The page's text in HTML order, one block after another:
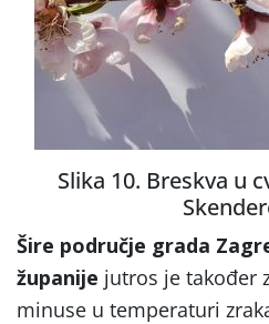
Slika 10. Breskva u
Šire područje grada
županije jutros je također
minuse u temperaturi